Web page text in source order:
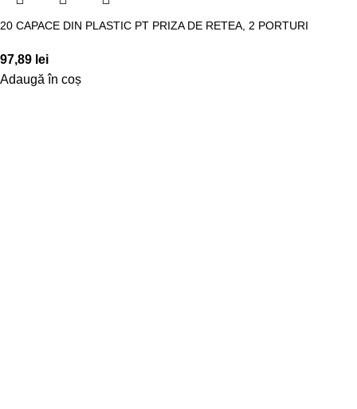
20 CAPACE DIN PLASTIC PT PRIZA DE RETEA, 2 PORTURI
97,89 lei
Adaugă în coș